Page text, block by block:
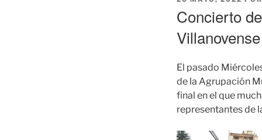
Concierto
Villanovense
El pasado
de la Agrupación
final en el que
representantes de